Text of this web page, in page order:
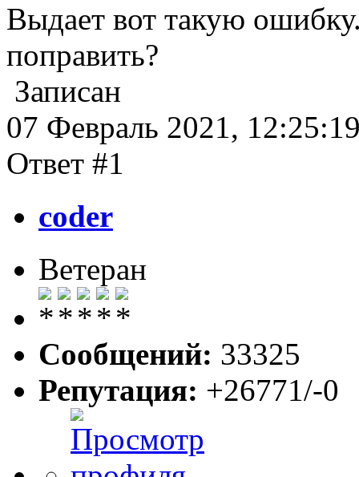
Выдает вот такую
поправить?
Записан
07 Февраль 2021,
Ответ #1
coder
Ветеран
Сообщений: 33325
Репутация: +26771/-0